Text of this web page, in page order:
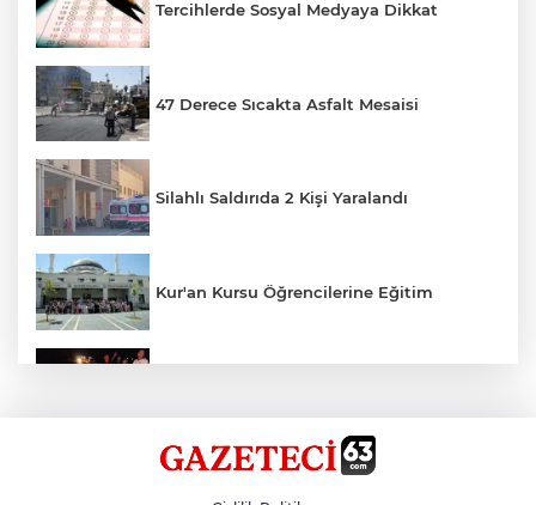
Tercihlerde Sosyal Medyaya Dikkat
47 Derece Sıcakta Asfalt Mesaisi
Silahlı Saldırıda 2 Kişi Yaralandı
Kur'an Kursu Öğrencilerine Eğitim
Siverek’te Mahmut Gülel Dönemi